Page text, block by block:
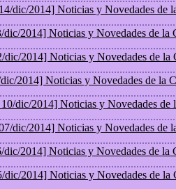
dic/2014] Noticias y Novedades de
dic/2014] Noticias y Novedades de la
dic/2014] Noticias y Novedades de la
2014] Noticias y Novedades de la
dic/2014] Noticias y Novedades de
dic/2014] Noticias y Novedades de
dic/2014] Noticias y Novedades de la
dic/2014] Noticias y Novedades de la